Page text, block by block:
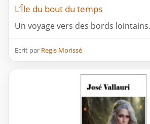
L’Île du bout du temps
Un voyage vers des bords
Ecrit par Regis Morissé